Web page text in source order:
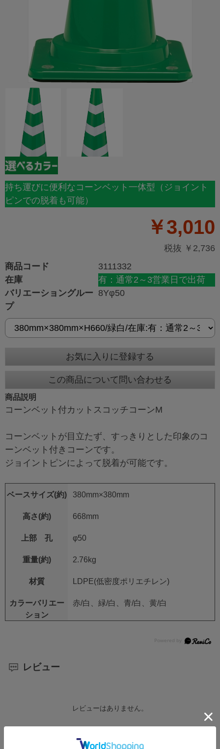
持ち運びに便利なコーンベット一体型（ジョイント
ピンでの脱着も可能）
￥3,010
税抜 ￥2,736
商品コード
3111332
在庫
有：通常2～3営業日で出荷
バリエーショングルー
プ
8Yφ50
お気に入りに登録する
この商品について問い合わせる
商品説明
コーンベット付カットスコッチコーンM
コーンベットが目立たず、すっきりとした印象のコ
ーンベット付きコーンです。
ジョイントピンによって脱着が可能です。
ベースサイズ(約) 380mm×380mm
高さ(約) 668mm
上部 孔 φ50
重量(約) 2.76kg
材質 LDPE(低密度ポリエチレン)
カラーバリエー
ション
赤/白、緑/白、青/白、黄/白
レビュー
レビューはありません。